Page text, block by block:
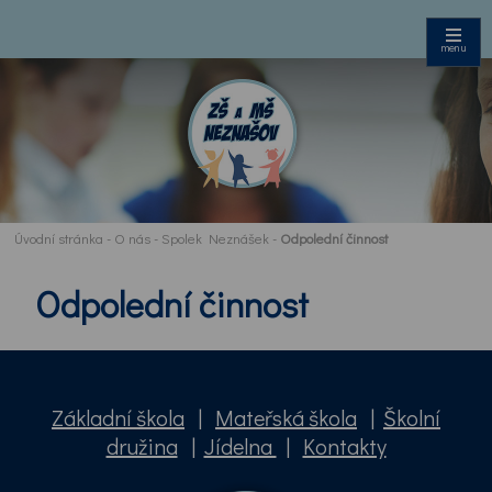
menu
Úvodní stránka - O nás- Spolek Neznášek- Odpolední činnost
Odpolední činnost
Základní škola | Mateřská škola | Školní
družina | Jídelna | Kontakty